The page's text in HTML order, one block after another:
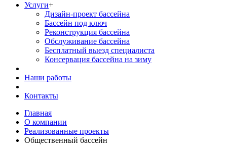
Услуги+
Дизайн-проект бассейна
Бассейн под ключ
Реконструкция бассейна
Обслуживание бассейна
Бесплатный выезд специалиста
Консервация бассейна на зиму
Наши работы
Контакты
Главная
О компании
Реализованные проекты
Общественный бассейн